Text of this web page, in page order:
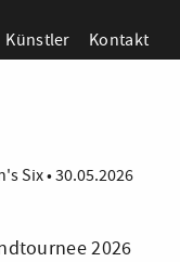
Künstler Kontakt
Six•30.05.2026
2026